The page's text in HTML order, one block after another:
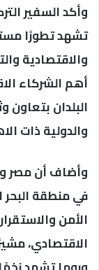
وأكد السفير
تشهد تطورًا
والاقتصادية
أهم الشركاء
البلدان بتعاون
والدولية ذات
وأضاف أن مصر
في منطقة
الأمن
الاقتصادي،